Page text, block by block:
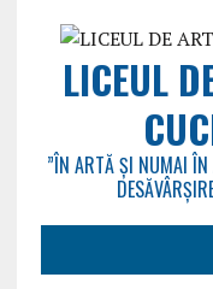
LICEUL
”ÎN ARTĂ ȘI NUMAI ÎN